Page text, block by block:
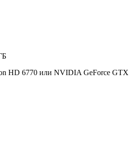
HD 6770 или NVIDIA GeForce GTX